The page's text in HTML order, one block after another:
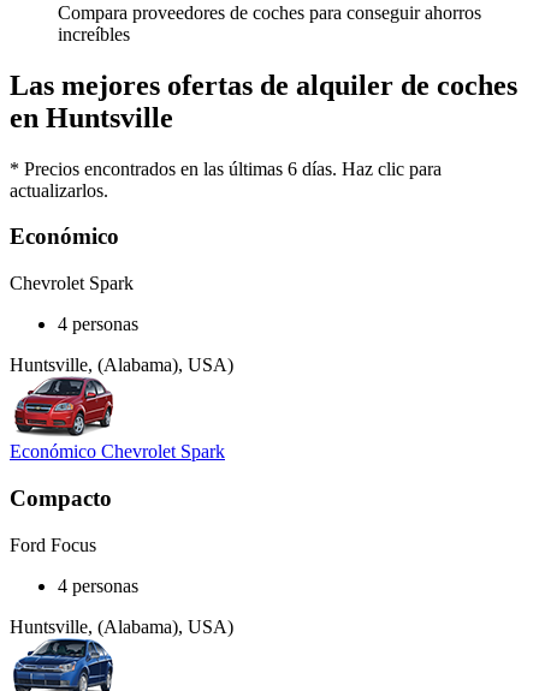
Compara proveedores de coches para conseguir ahorros
increíbles
Las mejores ofertas de alquiler de coches
en Huntsville
* Precios encontrados en las últimas 6 días. Haz clic para
actualizarlos.
Económico
Chevrolet Spark
4 personas
Huntsville, (Alabama), USA)
Económico Chevrolet Spark
Compacto
Ford Focus
4 personas
Huntsville, (Alabama), USA)